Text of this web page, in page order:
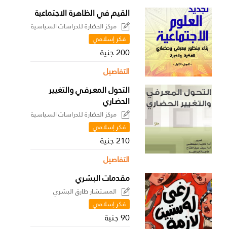
القيم في الظاهرة الاجتماعية
مركز الحضارة للدراسات السياسية
فكر إسلامي
200 جنية
التفاصيل
التحول المعـرفـي والتغيير
الحضـاري
مركز الحضارة للدراسات السياسية
فكر إسلامي
210 جنية
التفاصيل
مقدمات البشري
المستشار طارق البشري
فكر إسلامي
90 جنية